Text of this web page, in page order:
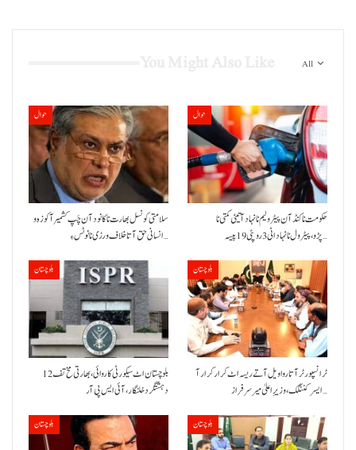
All
حوال
سلامتی کونسل بھارت نا کانود آن چَپ کشمیر آ کوزہ و
انسانی حق آتا خلاف ورزی نا نوٹس ءِ…
حوال
حکومت نا کنڈ آن پیٹرولیم نا نہاد آتیٹی کمتی نا
پڑو،پیٹرول نا نہاد اٹی 3 روپئی 19 پیسہ…
بلوچستان
بلوچستان اٹ سیکورٹی کاروائی، بھارتی مخ تف 12
دہشتگرد خلنگار،آئی ایس پی آر
بلوچستان
ٹرانسپورٹر آتا روا ویل آتے ریسہ اٹ کرار کرار آ
ایسر کننگک ،وزیرِ اعلیٰ میر سرفراز…
بلوچستان بلوچستان